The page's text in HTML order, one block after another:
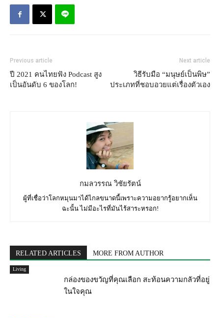
Previous article
ปี 2021 คนไทยฟัง Podcast สูง
เป็นอันดับ 6 ของโลก!
Next article
วิธีรับมือ “มนุษย์เป็นพิษ”
ประเภทที่ชอบอวยแต่เรื่องตัวเอง
กมลวรรณ วิชัยรัตน์
ผู้ที่เชื่อว่าโลกหมุนมาได้ไกลขนาดนี้เพราะความอยากรู้อยากเห็น
ฉะนั้น ไม่มีอะไรที่มันไร้สาระหรอก!
RELATED ARTICLES MORE FROM AUTHOR
Living
กล่องของขวัญที่คุณเลือก สะท้อนความกลัวที่อยู่
ในใจคุณ